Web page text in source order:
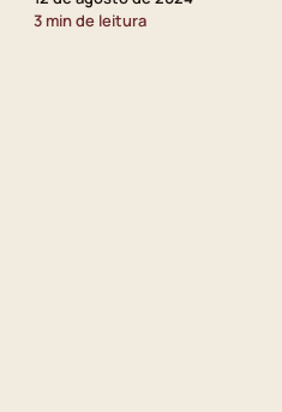
3 min de leitura